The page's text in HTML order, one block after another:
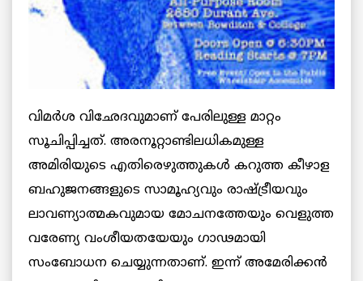
വിമര്‍ശ വിഛേദവുമാണ് പേരിലുള്ള മാറ്റം
സൂചിപ്പിച്ചത്. അരനൂറ്റാണ്ടിലധികമുള്ള
അമിരിയുടെ എതിരെഴുത്തുകള്‍ കറുത്ത കീഴാള
ബഹുജനങ്ങളുടെ സാമൂഹ്യവും രാഷ്ട്രീയവും
ലാവണ്യാത്മകവുമായ മോചനത്തേയും വെളുത്ത
വരേണ്യ വംശീയതയേയും ഗാഢമായി
സംബോധന ചെയ്യുന്നതാണ്. ഇന്ന് അമേരിക്കന്‍